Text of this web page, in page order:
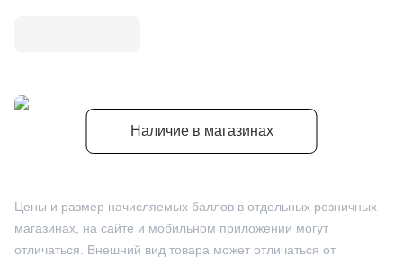
Наличие в магазинах
Цены и размер начисляемых баллов в отдельных розничных
магазинах, на сайте и мобильном приложении могут
отличаться. Внешний вид товара может отличаться от